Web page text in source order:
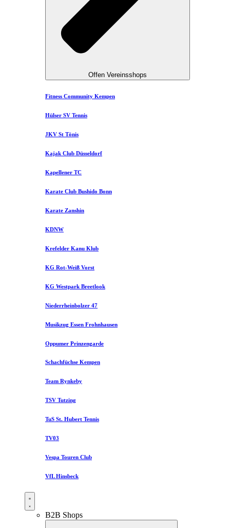
Offen Vereinsshops
Fitness Community Kempen
Hülser SV Tennis
JKV St Tönis
Kajak Club Düsseldorf
Kapellener TC
Karate Club Bushido Bonn
Karate Zanshin
KDNW
Krefelder Kanu Klub
KG Rot-Weiß Vorst
KG Westpark Breetlook
Niederrheinbolzer 47
Musikzug Essen Frohnhausen
Oppumer Prinzengarde
Schachfüchse Kempen
Team Rynkeby
TSV Tutzing
TuS St. Hubert Tennis
TV03
Vespa Touren Club
VfL Hinsbeck
B2B Shops